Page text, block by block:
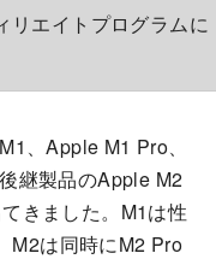
リエイトプログラムに
、Apple M1 Pro、
継製品のApple M2
きました。M1は性
M2は同時にM2 Pro